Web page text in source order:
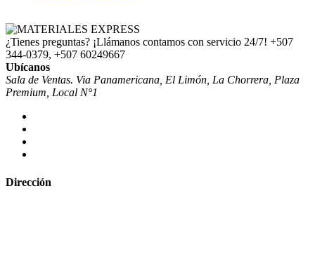
¿Tienes preguntas? ¡Llámanos contamos con servicio 24/7! +507
344-0379, +507 60249667
Ubícanos
Sala de Ventas. Via Panamericana, El Limón, La Chorrera, Plaza
Premium, Local N°1
Dirección